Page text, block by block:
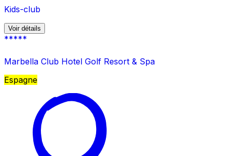
Kids-club
Voir détails
*****
Marbella Club Hotel Golf Resort & Spa
Espagne